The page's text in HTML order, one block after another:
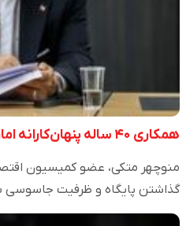
همکاری ۴۰ ساله پنهان‌کارانه امارات با دشمنان ایران
منوچهر متکی، عضو کمیسیون
گذاشتن پایگاه و ظرفیت جاسوسی